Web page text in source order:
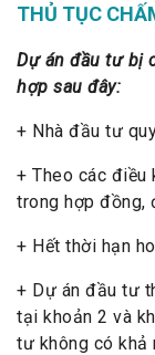
THỦ TỤC
Dự án đầu tư bị
hợp sau đây:
+ Nhà đầu tư
+ Theo các
trong hợp đồng,
+ Hết thời hạn
+ Dự án đầu tư
tại khoản 2 và
tư không có khả